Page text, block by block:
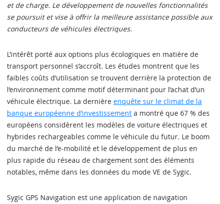
et de charge. Le développement de nouvelles fonctionnalités
se poursuit et vise à offrir la meilleure assistance possible aux
conducteurs de véhicules électriques.
L’intérêt porté aux options plus écologiques en matière de
transport personnel s’accroît. Les études montrent que les
faibles coûts d’utilisation se trouvent derrière la protection de
l’environnement comme motif déterminant pour l’achat d’un
véhicule électrique. La dernière enquête sur le climat de la
banque européenne d’investissement a montré que 67 % des
européens considèrent les modèles de voiture électriques et
hybrides rechargeables comme le véhicule du futur. Le boom
du marché de l’e-mobilité et le développement de plus en
plus rapide du réseau de chargement sont des éléments
notables, même dans les données du mode VE de Sygic.
Sygic GPS Navigation est une application de navigation